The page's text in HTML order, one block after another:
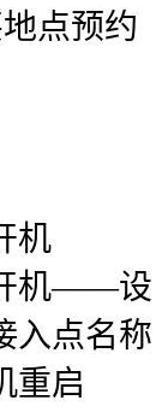
点预约
机
机——设
点名称
启